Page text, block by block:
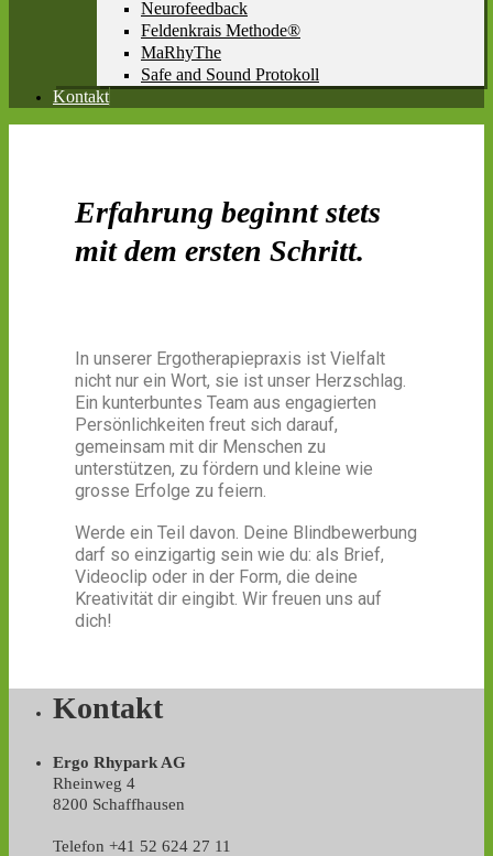
Neurofeedback
Feldenkrais Methode®
MaRhyThe
Safe and Sound Protokoll
Kontakt
Erfahrung beginnt stets
mit dem ersten Schritt.
In unserer Ergotherapiepraxis ist Vielfalt
nicht nur ein Wort, sie ist unser Herzschlag.
Ein kunterbuntes Team aus engagierten
Persönlichkeiten freut sich darauf,
gemeinsam mit dir Menschen zu
unterstützen, zu fördern und kleine wie
grosse Erfolge zu feiern.
Werde ein Teil davon. Deine Blindbewerbung
darf so einzigartig sein wie du: als Brief,
Videoclip oder in der Form, die deine
Kreativität dir eingibt. Wir freuen uns auf
dich!
Kontakt
Ergo Rhypark AG
Rheinweg 4
8200 Schaffhausen
Telefon +41 52 624 27 11